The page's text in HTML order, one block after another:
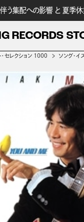
う集配への影響 と 夏季
RECORDS
・セレクション 1000 ソング・イ